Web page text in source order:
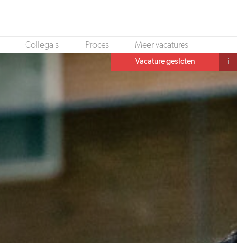
Collega's Proces Meer vacatures
Vacature gesloten i